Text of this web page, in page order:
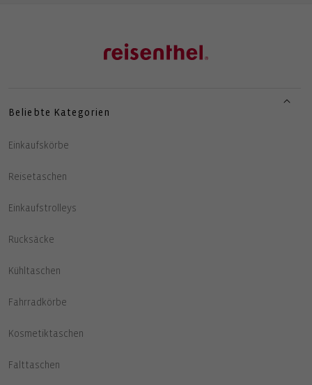
Beliebte Kategorien
Einkaufskörbe
Reisetaschen
Einkaufstrolleys
Rucksäcke
Kühltaschen
Fahrradkörbe
Kosmetiktaschen
Falttaschen